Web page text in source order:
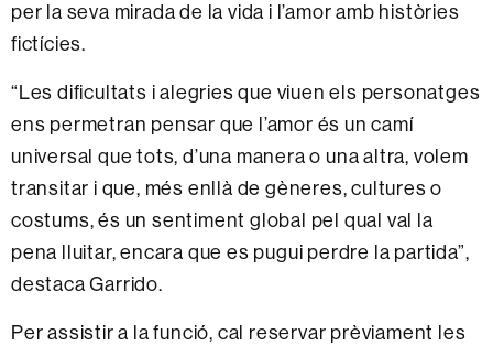
per la seva mirada de la vida i l’amor amb històries
fictícies.
“Les dificultats i alegries que viuen els personatges
ens permetran pensar que l’amor és un camí
universal que tots, d’una manera o una altra, volem
transitar i que, més enllà de gèneres, cultures o
costums, és un sentiment global pel qual val la
pena lluitar, encara que es pugui perdre la partida”,
destaca Garrido.
Per assistir a la funció, cal reservar prèviament les